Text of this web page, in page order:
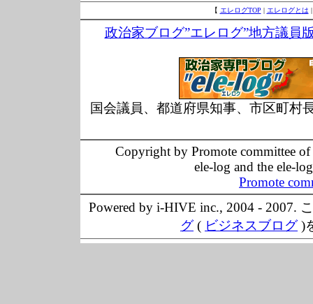
【 エレログTOP | エレログとは
政治家ブログ”エレログ”地方議員
国会議員、都道府県知事、市区町村
Copyright by Promote committee
ele-log and the ele-
Promote
Powered by i-HIVE inc., 2004 - 2007.
グ( ビジネスブログ)